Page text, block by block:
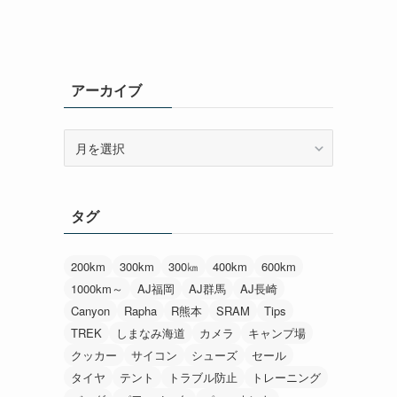
アーカイブ
ブタグ
200km 300km 300㎞ 400km
600km
1000km～
AJ福岡 AJ群馬
AJ長崎
Canyon
Rapha R熊本 SRAM
Tips
TREK
しまなみ海道 カメラ
キャンプ場
クッカー
サイコン シューズ
セール
タイヤ
テント トラブル防止
トレーニング